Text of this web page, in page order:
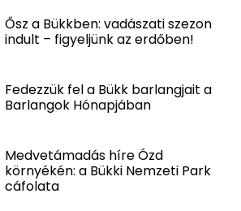
Ősz a Bükkben: vadászati szezon
indult – figyeljünk az erdőben!
Fedezzük fel a Bükk barlangjait a
Barlangok Hónapjában
Medvetámadás híre Ózd
környékén: a Bükki Nemzeti Park
cáfolata